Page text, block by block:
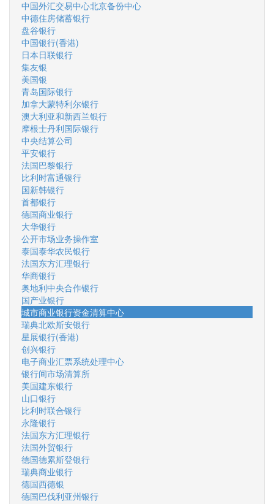
中国外汇交易中心北京备份中心
中德住房储蓄银行
盘谷银行
中国银行(香港)
日本日联银行
集友银
美国银
青岛国际银行
加拿大蒙特利尔银行
澳大利亚和新西兰银行
摩根士丹利国际银行
中央结算公司
平安银行
法国巴黎银行
比利时富通银行
国新韩银行
首都银行
德国商业银行
大华银行
公开市场业务操作室
泰国泰华农民银行
法国东方汇理银行
华商银行
奥地利中央合作银行
国产业银行
城市商业银行资金清算中心
瑞典北欧斯安银行
星展银行(香港)
创兴银行
电子商业汇票系统处理中心
银行间市场清算所
美国建东银行
山口银行
比利时联合银行
永隆银行
法国东方汇理银行
法国外贸银行
德国德累斯登银行
瑞典商业银行
德国西德银
德国巴伐利亚州银行